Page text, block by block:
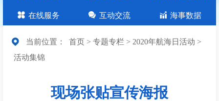
在线服务 互动交流 海事数据
当前位置： 首页 > 专题专栏 > 2020年航海日活动 >
活动集锦
现场张贴宣传海报